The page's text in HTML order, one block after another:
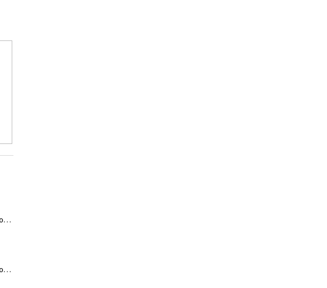
Joyetech eGo AIO ECO Friendly Version elektronická cigareta 1700mAh Gradient Grey
Joyetech eGo AIO ECO Friendly Version elektronická cigareta 1700mAh Gradient Yellow